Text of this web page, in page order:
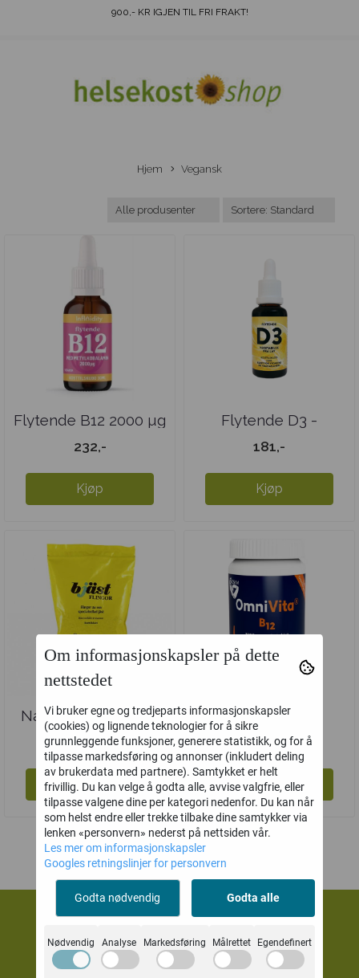
900,- KR IGJEN TIL FRI FRAKT!
Hjem Vegansk
Flytende B12 2000 µg
232,-
Kjøp
Flytende D3 -
vegansk
181,-
Kjøp
Næringsgjær Bjæst
Flokker
115,-
Kjøp
OmniVita B12
sugetabletter
255,-
Kjøp
Metro Helsoteket AS
Om informasjonskapsler på dette
nettstedet
Vi bruker egne og tredjeparts informasjonskapsler
(cookies) og lignende teknologier for å sikre
grunnleggende funksjoner, generere statistikk, og for å
tilpasse markedsføring og annonser (inkludert deling
av brukerdata med partnere). Samtykket er helt
frivillig. Du kan velge å godta alle, avvise valgfrie, eller
tilpasse valgene dine per kategori nedenfor. Du kan når
som helst endre eller trekke tilbake dine samtykker via
lenken «personvern» nederst på nettsiden vår.
Les mer om informasjonskapsler
Googles retningslinjer for personvern
Godta nødvendig Godta alle
Nødvendig Analyse Markedsføring Målrettet Egendefinert